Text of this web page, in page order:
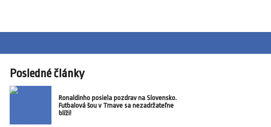
Posledné články
Ronaldinho posiela pozdrav na Slovensko.
Futbalová šou v Trnave sa nezadržateľne
blíži!